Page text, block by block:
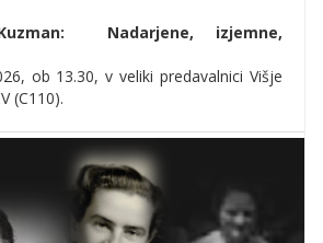
Nadarjene, izjemne,
ob 13.30, v veliki predavalnici Višje
(C110).